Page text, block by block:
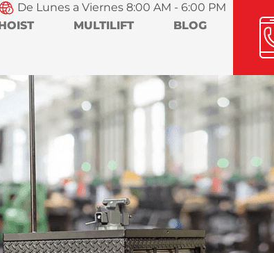
De Lunes a Viernes 8:00 AM - 6:00 PM
MULTILIFT BLOG